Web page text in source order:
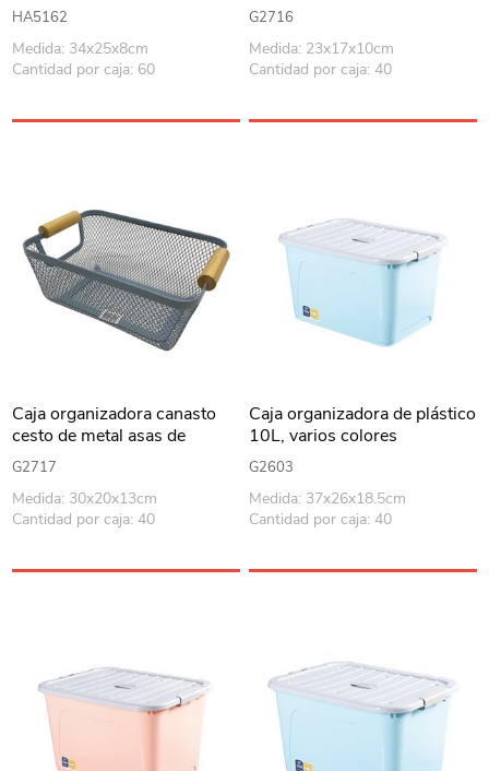
HA5162
Medida: 34x25x8cm
Cantidad por caja: 60
madera, varios colores
G2716
Medida: 23x17x10cm
Cantidad por caja: 40
Caja organizadora canasto
cesto de metal asas de
madera, varios colores
G2717
Medida: 30x20x13cm
Cantidad por caja: 40
Caja organizadora de plástico
10L, varios colores
G2603
Medida: 37x26x18.5cm
Cantidad por caja: 40